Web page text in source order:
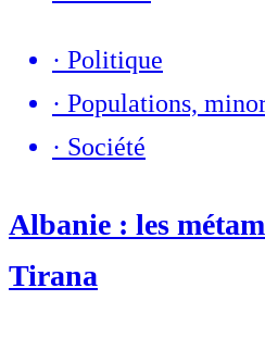
· Politique
· Populations,
· Société
Albanie : les
Tirana